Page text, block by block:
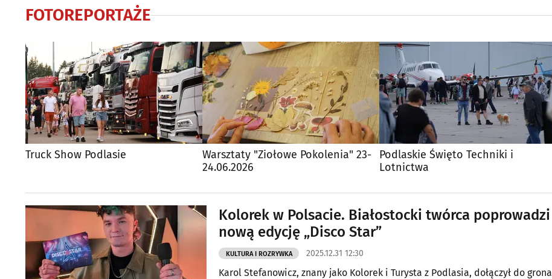
FOTOREPORTAŻE
Truck Show Podlasie
Warsztaty "Ziołowe Pokolenia" 23-
24.06.2026
Podlaskie Święto Techniki i
Lotnictwa
Kolorek w Polsacie. Białostocki twórca poprowadzi
nową edycję „Disco Star”
KULTURA I ROZRYWKA 2025.12.31 12:30
Karol Stefanowicz, znany jako Kolorek i Turysta z Podlasia, dołączył do grona